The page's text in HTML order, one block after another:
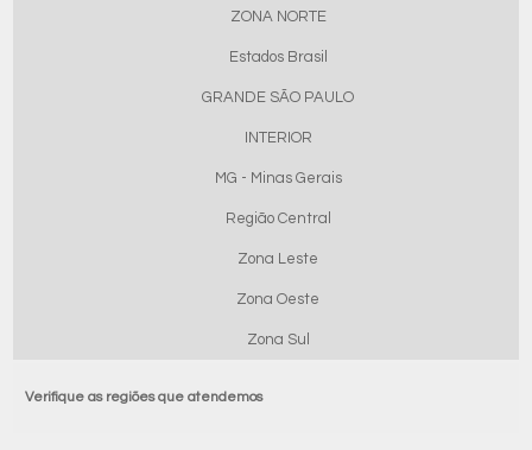
ZONA NORTE
Estados Brasil
GRANDE SÃO PAULO
INTERIOR
MG - Minas Gerais
Região Central
Zona Leste
Zona Oeste
Zona Sul
Verifique as regiões que atendemos